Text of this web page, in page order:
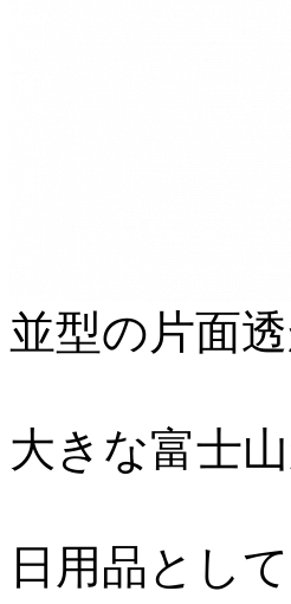
並型の片面
大きな富士
日用品とし